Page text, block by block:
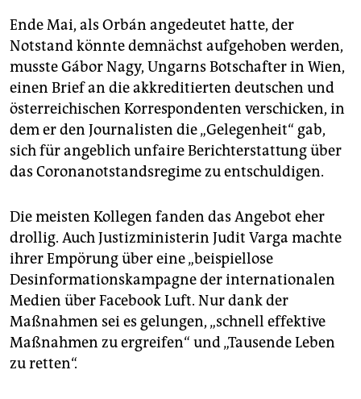
Ende Mai, als Orbán angedeutet hatte, der
Notstand könnte demnächst aufgehoben werden,
musste Gábor Nagy, Ungarns Botschafter in Wien,
einen Brief an die akkreditierten deutschen und
österreichischen Korrespondenten verschicken, in
dem er den Journalisten die „Gelegenheit“ gab,
sich für angeblich unfaire Berichterstattung über
das Coronanotstandsregime zu entschuldigen.
Die meisten Kollegen fanden das Angebot eher
drollig. Auch Justizministerin Judit Varga machte
ihrer Empörung über eine „beispiellose
Desinformationskampagne der internationalen
Medien über Facebook Luft. Nur dank der
Maßnahmen sei es gelungen, „schnell effektive
Maßnahmen zu ergreifen“ und „Tausende Leben
zu retten“.